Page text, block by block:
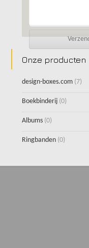
Onze producten
design-boxes.com (7)
Boekbinderij (0)
Albums (0)
Ringbanden (0)